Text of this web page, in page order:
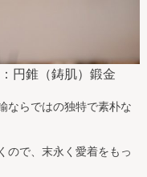
錐（鋳肌）鍛金
ならではの独特で素朴な
ので、末永く愛着をもっ